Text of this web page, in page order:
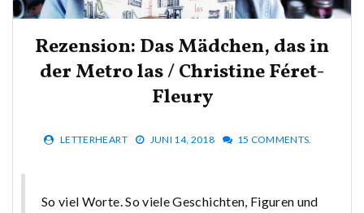
Rezension: Das Mädchen, das in
der Metro las / Christine Féret-
Fleury
LETTERHEART JUNI 14, 2018 15 COMMENTS.
So viel Worte. So viele Geschichten, Figuren und